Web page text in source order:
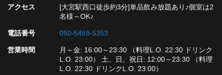
アクセス
[大宮駅西口徒歩約3分]単品飲み放題あり♪個室は2
名様～OK♪
電話番号 050-5459-5353
営業時間
月～金: 16:00～23:30 （料理L.O. 22:30 ドリンク
L.O. 23:00） 土、日、祝日: 12:00～23:30 （料理
L.O. 22:30 ドリンクL.O. 23:00）